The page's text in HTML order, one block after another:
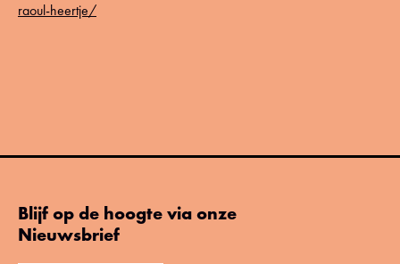
raoul-heertje/
Blijf op de hoogte via onze
Nieuwsbrief